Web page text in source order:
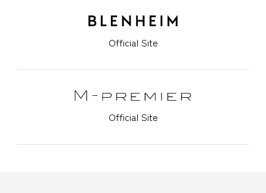
Official Site
Official Site